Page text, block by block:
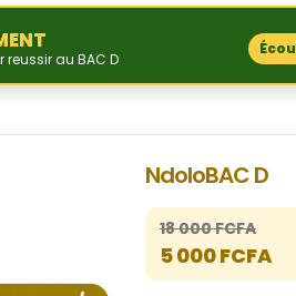
au BAC D
NdoloBAC D
18 000 FCFA
5 000 FCFA